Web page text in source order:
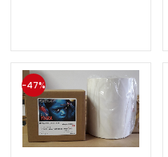
-47%